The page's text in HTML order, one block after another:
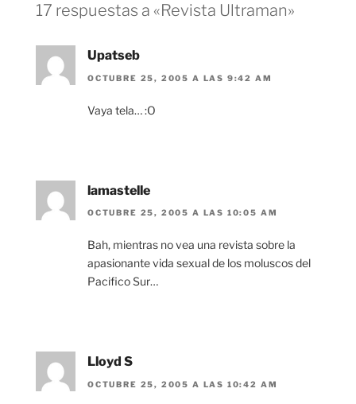
17 respuestas a «Revista Ultraman»
Upatseb
OCTUBRE 25, 2005 A LAS 9:42 AM
Vaya tela… :O
lamastelle
OCTUBRE 25, 2005 A LAS 10:05 AM
Bah, mientras no vea una revista sobre la
apasionante vida sexual de los moluscos del
Pacifico Sur…
Lloyd S
OCTUBRE 25, 2005 A LAS 10:42 AM